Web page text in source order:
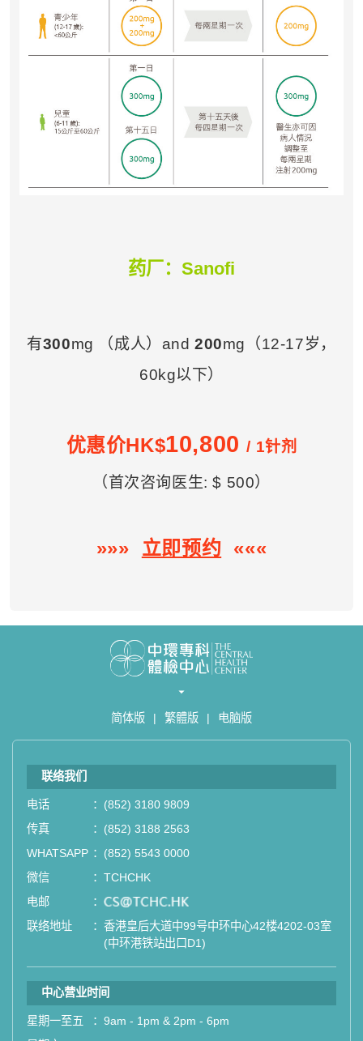
药厂：Sanofi
有300mg （成人）and200mg（12-17岁，
60kg以下）
优惠价HK$10,800/ 1针剂
（首次咨询医生: $ 500）
»»» 立即预约 «««
简体版 | 繁體版 | 电脑版
联络我们
电话 ： (852) 3180 9809
传真
： (852) 3188 2563
WHATSAPP ： (852) 5543 0000
微信
： TCHCHK
电邮
： email
联络地址
： 香港皇后大道中99号中环中心42楼4202-03室
(中环港铁站出口D1)
中心营业时间
星期一至五 ： 9am - 1pm & 2pm - 6pm